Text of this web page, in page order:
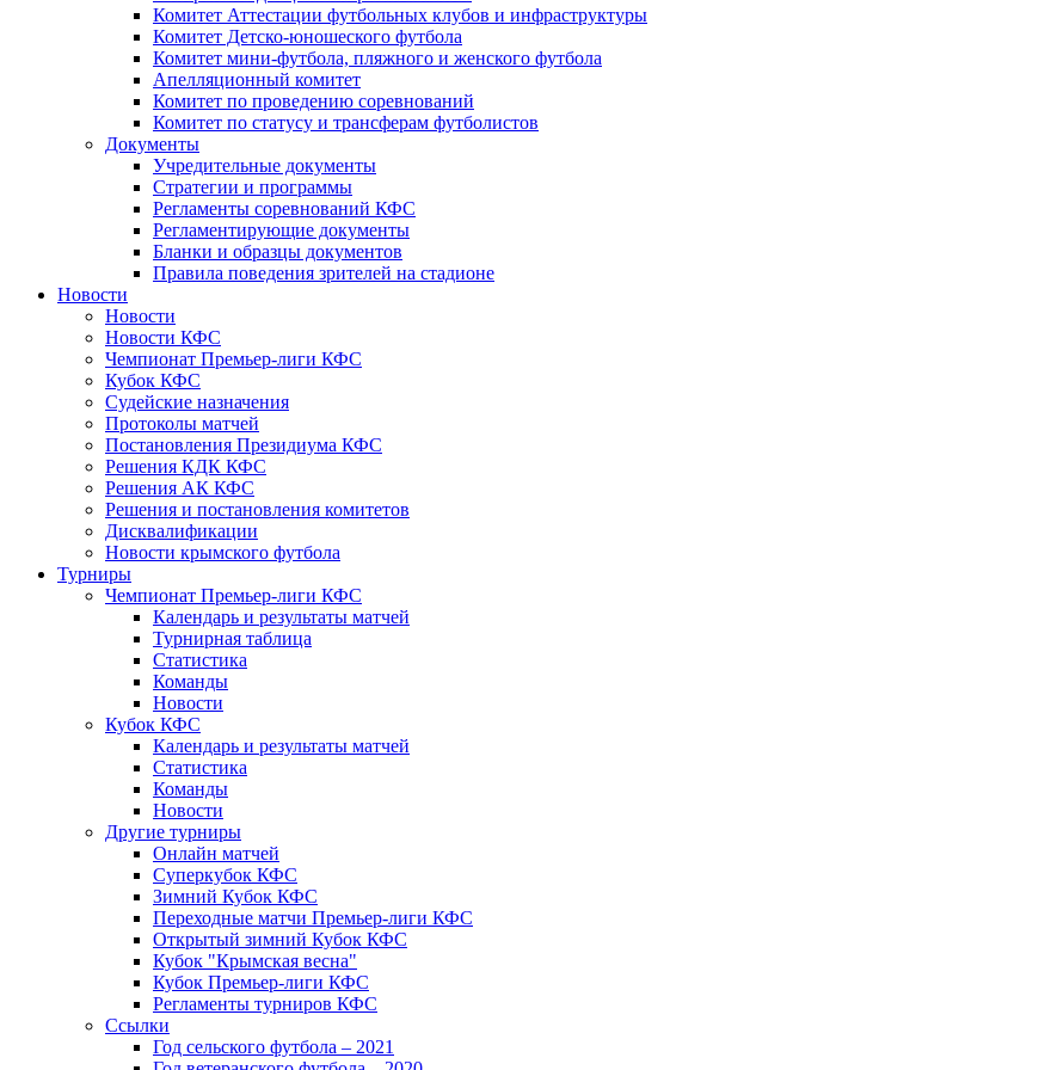
Комитет Аттестации футбольных клубов и инфраструктуры
Комитет Детско-юношеского футбола
Комитет мини-футбола, пляжного и женского футбола
Апелляционный комитет
Комитет по проведению соревнований
Комитет по статусу и трансферам футболистов
Документы
Учредительные документы
Стратегии и программы
Регламенты соревнований КФС
Регламентирующие документы
Бланки и образцы документов
Правила поведения зрителей на стадионе
Новости
Новости
Новости КФС
Чемпионат Премьер-лиги КФС
Кубок КФС
Судейские назначения
Протоколы матчей
Постановления Президиума КФС
Решения КДК КФС
Решения АК КФС
Решения и постановления комитетов
Дисквалификации
Новости крымского футбола
Турниры
Чемпионат Премьер-лиги КФС
Календарь и результаты матчей
Турнирная таблица
Статистика
Команды
Новости
Кубок КФС
Календарь и результаты матчей
Статистика
Команды
Новости
Другие турниры
Онлайн матчей
Суперкубок КФС
Зимний Кубок КФС
Переходные матчи Премьер-лиги КФС
Открытый зимний Кубок КФС
Кубок "Крымская весна"
Кубок Премьер-лиги КФС
Регламенты турниров КФС
Ссылки
Год сельского футбола – 2021